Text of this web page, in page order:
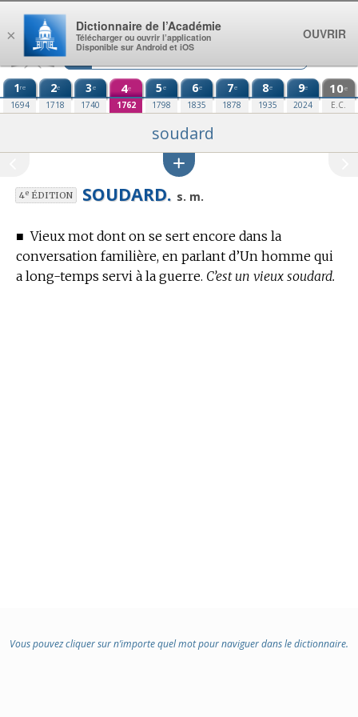
Aller au contenu
1re
1694
2e
1718
3e
1740
4e
1762
5e
1798
6e
1835
7e
1878
8e
1935
9e
2024
10e
E.C.
soudard
4eÉDITION SOUDARD. s. m.
■Vieux mot dont on se sert encore dans la
conversation familière, en parlant d’Un homme qui
a long-temps servi à la guerre. C’est un vieux soudard.
Vous pouvez cliquer sur n’importe quel mot pour naviguer dans le dictionnaire.
×
Dictionnaire de l’Académie
Télécharger ou ouvrir l’application
Disponible sur Android et iOS
OUVRIR